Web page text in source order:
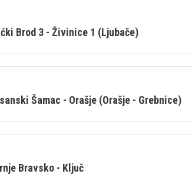
Brod 3 - Živinice 1 (Ljubače)
Šamac - Orašje (Orašje - Grebnice)
Bravsko - Ključ